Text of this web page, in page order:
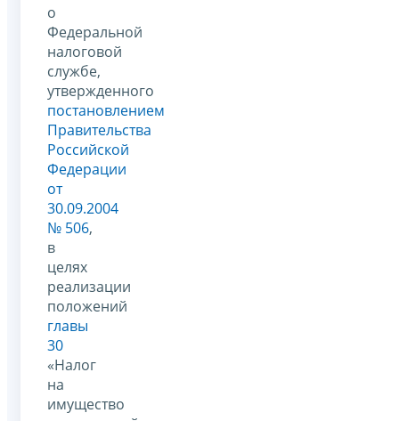
о
Федеральной
налоговой
службе,
утвержденного
постановлением
Правительства
Российской
Федерации
от
30.09.2004
№ 506,
в
целях
реализации
положений
главы
30
«Налог
на
имущество